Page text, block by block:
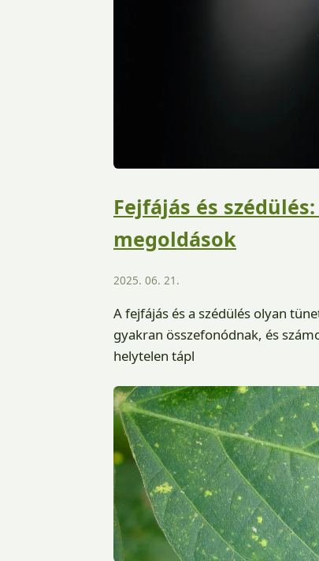
Fejfájás és
megoldások
2025. 06. 21.
A fejfájás és a szédülés olyan
gyakran összefonódnak, és
helytelen tápl